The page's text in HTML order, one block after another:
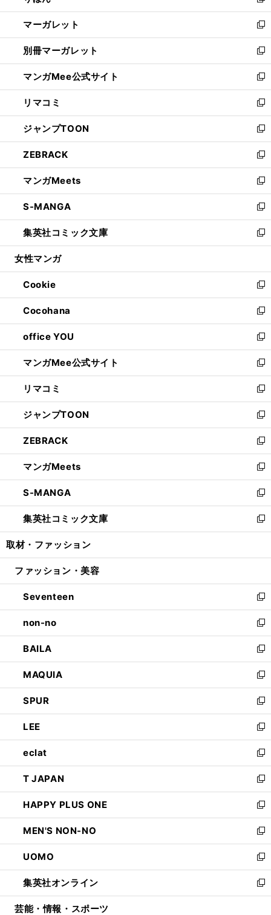
開
く
ウ
で
開
く
ン
ド
ウ
で
開
く
し
い
ウ
ィ
ン
ド
ウ
で
開
く
マーガレット
新
し
い
ウ
ィ
ン
ド
ウ
で
開
く
別冊マーガレット
新
し
い
ウ
ィ
ン
ド
ウ
で
開
く
マンガMee公式サイト
新
し
い
ウ
ィ
ン
ド
ウ
で
開
く
リマコミ
新
し
い
ウ
ィ
ン
ド
ウ
で
開
く
ジャンプTOON
新
し
い
ウ
ィ
ン
ド
ウ
で
開
ZEBRACK
新
し
い
ウ
ィ
ン
ド
ウ
開
く
マンガMeets
新
し
い
ウ
ィ
ン
ウ
で
開
く
S-MANGA
新
し
い
ウ
ン
ド
ウ
で
開
く
集英社コミック文庫
新
し
ウ
ィ
ン
ド
ウ
で
開
く
女性マンガ
Cookie
新
し
い
ウ
ィ
ン
ド
ウ
で
開
く
Cocohana
新
し
い
ウ
ィ
ン
ド
ウ
で
開
く
office YOU
新
し
い
ウ
ィ
ン
ド
ウ
で
開
く
マンガMee公式サイト
新
し
い
ウ
ィ
ン
ド
ウ
で
開
く
リマコミ
新
し
い
ウ
ィ
ン
ド
ウ
で
開
く
ジャンプTOON
新
し
い
ウ
ィ
ン
ド
ウ
で
開
ZEBRACK
新
し
い
ウ
ィ
ン
ド
ウ
開
マンガMeets
新
し
い
ウ
ィ
ン
ウ
開
く
S-MANGA
新
し
い
ウ
ン
ウ
で
開
く
集英社コミック文庫
新
し
ウ
ン
ド
ウ
で
開
く
取材・ファッション
ファッション・美容
Seventeen
新
し
い
ウ
ィ
ン
ド
ウ
で
開
く
non-no
新
し
い
ウ
ィ
ン
ド
ウ
で
開
く
BAILA
新
し
い
ウ
ィ
ン
ド
ウ
で
開
く
MAQUIA
新
し
い
ウ
ィ
ン
ド
ウ
で
開
く
SPUR
新
し
い
ウ
ィ
ン
ド
ウ
で
開
く
LEE
新
し
い
ウ
ィ
ン
ド
ウ
で
開
く
eclat
新
し
い
ウ
ィ
ン
ド
ウ
で
開
く
T JAPAN
新
し
い
ウ
ィ
ン
ド
ウ
で
開
HAPPY PLUS ONE
新
し
い
ウ
ィ
ン
ド
ウ
MEN'S NON-NO
新
し
い
ウ
ィ
ン
UOMO
新
し
い
ウ
集英社オンライン
新
し
芸能・情報・スポーツ